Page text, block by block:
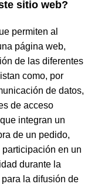
sitio web?
permiten al
página web,
de las diferentes
como, por
de datos,
de acceso
integran un
de un pedido,
en un
durante la
la difusión de